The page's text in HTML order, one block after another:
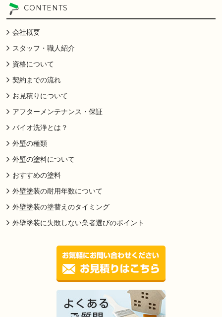
CONTENTS
会社概要
スタッフ・職人紹介
資格について
契約までの流れ
お見積りについて
アフターメンテナンス・保証
バイオ洗浄とは？
外壁の種類
外壁の塗料について
おすすめの塗料
外壁塗装の耐用年数について
外壁塗装の塗替えのタイミング
外壁塗装に失敗しない業者選びのポイント